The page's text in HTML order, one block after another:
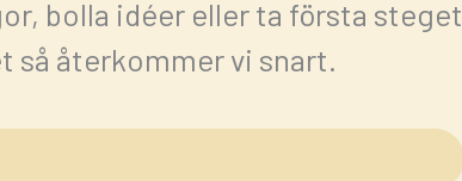
bolla idéer eller ta första steget
så återkommer vi snart.